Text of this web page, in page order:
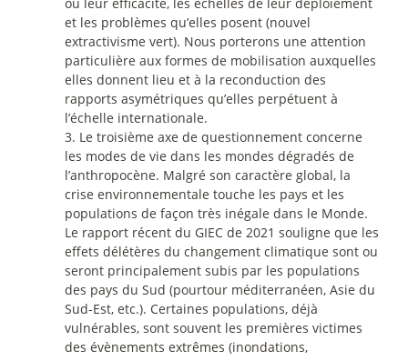
et les problèmes qu’elles posent (nouvel
extractivisme vert). Nous porterons une attention
particulière aux formes de mobilisation auxquelles
elles donnent lieu et à la reconduction des
rapports asymétriques qu’elles perpétuent à
l’échelle internationale.
3. Le troisième axe de questionnement concerne
les modes de vie dans les mondes dégradés de
l’anthropocène. Malgré son caractère global, la
crise environnementale touche les pays et les
populations de façon très inégale dans le Monde.
Le rapport récent du GIEC de 2021 souligne que les
effets délétères du changement climatique sont ou
seront principalement subis par les populations
des pays du Sud (pourtour méditerranéen, Asie du
Sud-Est, etc.). Certaines populations, déjà
vulnérables, sont souvent les premières victimes
des évènements extrêmes (inondations,